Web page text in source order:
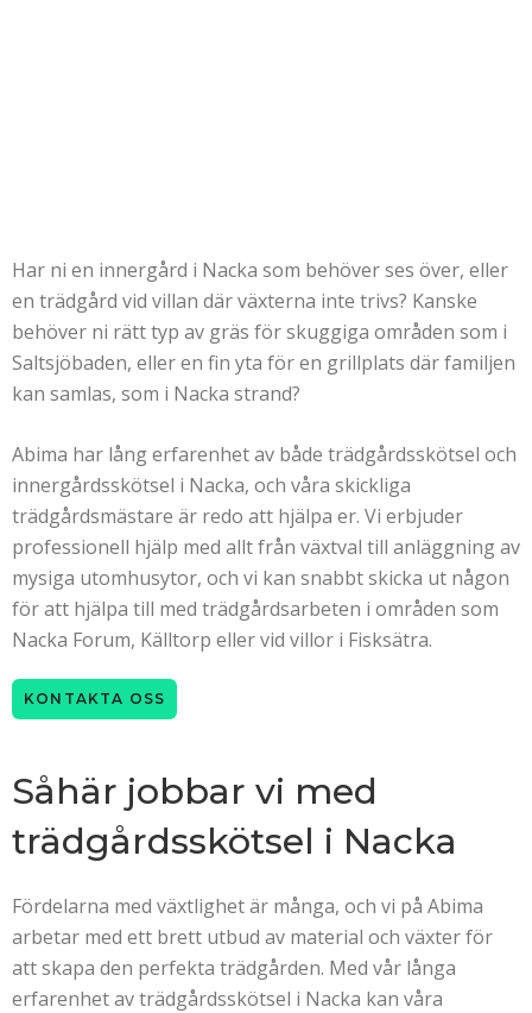
Har ni en innergård i Nacka som behöver ses över, eller
en trädgård vid villan där växterna inte trivs? Kanske
behöver ni rätt typ av gräs för skuggiga områden som i
Saltsjöbaden, eller en fin yta för en grillplats där familjen
kan samlas, som i Nacka strand?
Abima har lång erfarenhet av både trädgårdsskötsel och
innergårdsskötsel i Nacka, och våra skickliga
trädgårdsmästare är redo att hjälpa er. Vi erbjuder
professionell hjälp med allt från växtval till anläggning av
mysiga utomhusytor, och vi kan snabbt skicka ut någon
för att hjälpa till med trädgårdsarbeten i områden som
Nacka Forum, Källtorp eller vid villor i Fisksätra.
KONTAKTA OSS
Såhär jobbar vi med
trädgårdsskötsel i Nacka
Fördelarna med växtlighet är många, och vi på Abima
arbetar med ett brett utbud av material och växter för
att skapa den perfekta trädgården. Med vår långa
erfarenhet av trädgårdsskötsel i Nacka kan våra